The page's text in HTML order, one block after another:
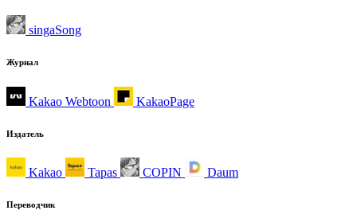
singaSong
Журнал
Kakao Webtoon KakaoPage
Издатель
Kakao Tapas COPIN Daum
Переводчик